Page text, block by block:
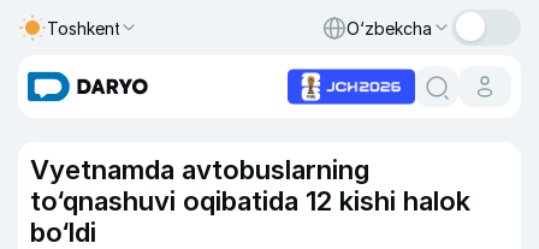
Toshkent O‘zbekcha
Vyetnamda avtobuslarning
to‘qnashuvi oqibatida 12 kishi halok
bo‘ldi